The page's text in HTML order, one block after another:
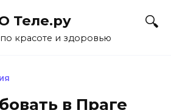
Теле.ру
красоте и здоровью
в Праге